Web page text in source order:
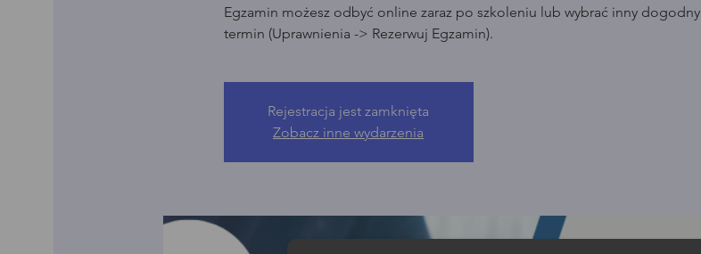
Egzamin możesz odbyć online zaraz po szkoleniu lub wybrać inny dogodny
termin (Uprawnienia -> Rezerwuj Egzamin).
Rejestracja jest zamknięta
Zobacz inne wydarzenia